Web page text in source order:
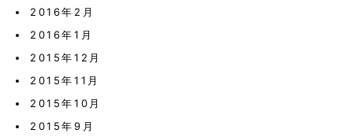
2016年2月
2016年1月
2015年12月
2015年11月
2015年10月
2015年9月